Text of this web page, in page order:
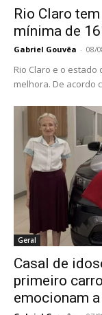
Rio Claro
mínima de
Gabriel Gouvêa - 08/
Rio Claro e o estado
melhora. De acordo
Geral
Casal de
primeiro
emocionam